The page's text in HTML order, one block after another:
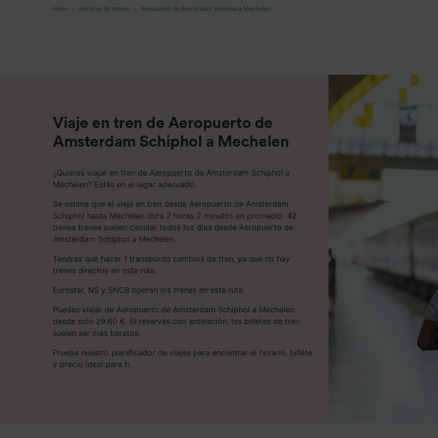
Inicio Horarios de trenes Aeropuerto de Amsterdam Schiphol a Mechelen
Viaje en tren de Aeropuerto de
Amsterdam Schiphol a Mechelen
¿Quieres viajar en tren de Aeropuerto de Amsterdam Schiphol a
Mechelen? Estás en el lugar adecuado.
Se estima que el viaje en tren desde Aeropuerto de Amsterdam
Schiphol hasta Mechelen dura 2 horas 2 minutos en promedio. 42
trenes trenes suelen circular todos los días desde Aeropuerto de
Amsterdam Schiphol a Mechelen.
Tendrás que hacer 1 transbordo cambios de tren, ya que no hay
trenes directos en esta ruta.
Eurostar, NS y SNCB operan los trenes en esta ruta.
Puedes viajar de Aeropuerto de Amsterdam Schiphol a Mechelen
desde solo 29.60 €. Si reservas con antelación, los billetes de tren
suelen ser más baratos.
Prueba nuestro planificador de viajes para encontrar el horario, billete
y precio ideal para ti.
Lista de asociados (proveedores)